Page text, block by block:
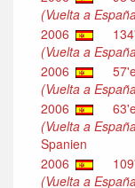
(Vuelta a
2006
(Vuelta a
2006
(Vuelta a
2006
(Vuelta a
Spanien
2006
(Vuelta a